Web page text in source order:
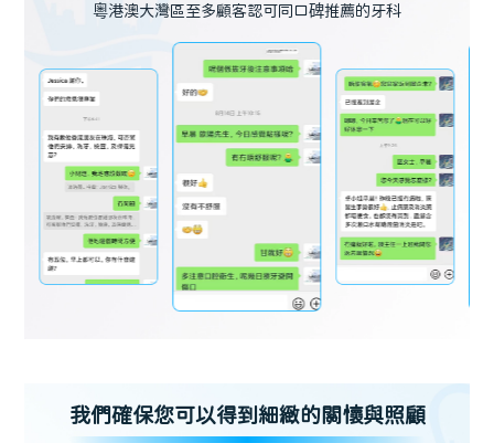
粵港澳大灣區至多顧客認可同口碑推薦的牙科
我們確保您可以得到細緻的關懷與照顧